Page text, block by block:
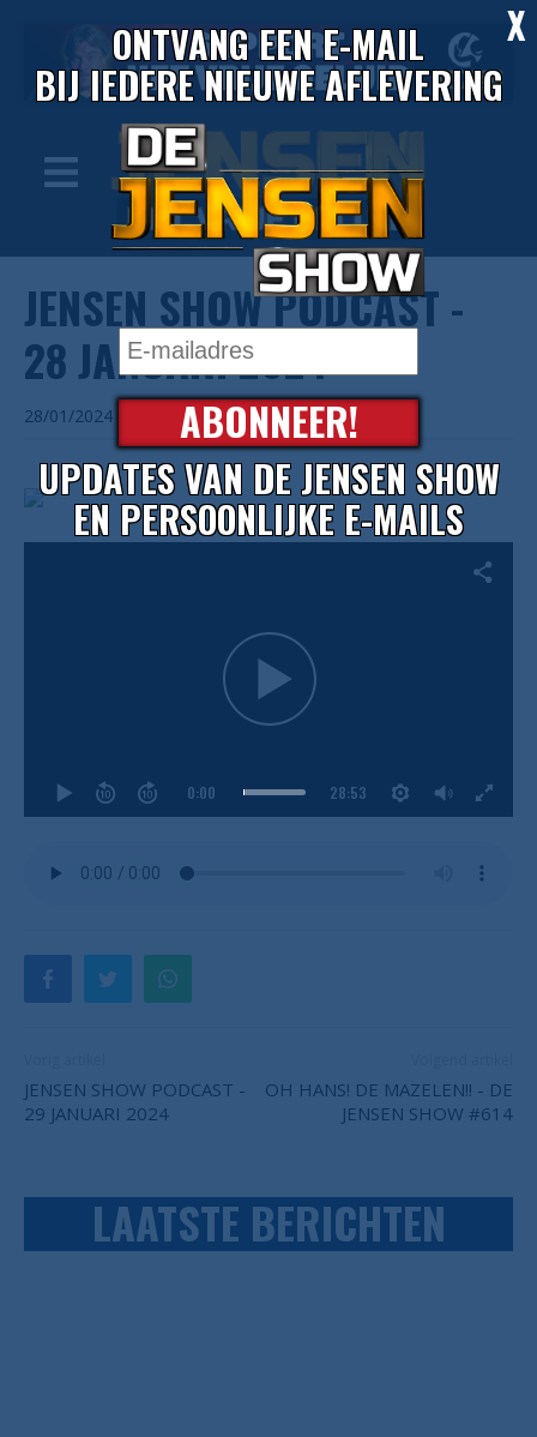
JENSEN SHOW PODCAST -
28 JANUARI 2024
28/01/2024
0:00 28:53
JENSEN SHOW PODCAST -
29 JANUARI 2024
OH HANS! DE MAZELEN!! - DE
JENSEN SHOW #614
LAATSTE BERICHTEN
X
ONTVANG EEN E-MAIL
BIJ IEDERE NIEUWE AFLEVERING
ABONNEER!
UPDATES VAN DE JENSEN SHOW
EN PERSOONLIJKE E-MAILS